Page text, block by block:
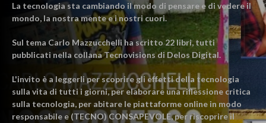
La tecnologia sta cambiando il modo di pensare e di vedere il
mondo, la nostra mente e i nostri cuori.
Sul tema Carlo Mazzucchelli ha scritto 22 libri, tutti
pubblicati nella collana Tecnovisions di Delos Digital.
L'invito è a leggerli per scoprire gli effetti della tecnologia
sulla vita di tutti i giorni, per elaborare una riflessione critica
sulla tecnologia, per abitare le piattaforme online in modo
responsabile e (TECNO) CONSAPEVOLE, per riscoprire il